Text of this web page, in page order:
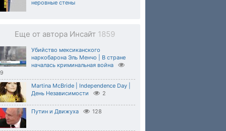
неровные стены
Еще от автора Инсайт 1859
Убийство мексиканского
наркобарона Эль Менчо | В стране
началась криминальная война
Martina McBride | Independence Day |
День Независимости
2
Путин и Движуха 128